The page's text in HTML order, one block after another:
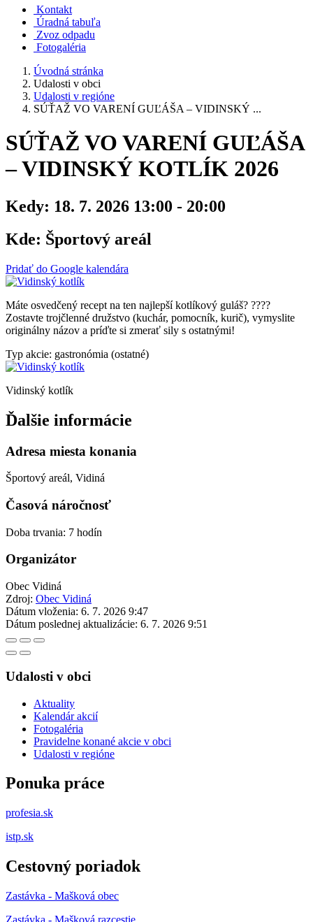
Kontakt
Úradná tabuľa
Zvoz odpadu
Fotogaléria
Úvodná stránka
Udalosti v obci
Udalosti v regióne
SÚŤAŽ VO VARENÍ GUĽÁŠA – VIDINSKÝ ...
SÚŤAŽ VO VARENÍ GUĽÁŠA
– VIDINSKÝ KOTLÍK 2026
Kedy: 18. 7. 2026 13:00 - 20:00
Kde: Športový areál
Pridať do Google kalendára
Máte osvedčený recept na ten najlepší kotlíkový guláš? ????
Zostavte trojčlenné družstvo (kuchár, pomocník, kurič), vymyslite
originálny názov a príďte si zmerať sily s ostatnými!
Typ akcie: gastronómia (ostatné)
Vidinský kotlík
Ďalšie informácie
Adresa miesta konania
Športový areál, Vidiná
Časová náročnosť
Doba trvania: 7 hodín
Organizátor
Obec Vidiná
Zdroj: Obec Vidiná
Dátum vloženia: 6. 7. 2026 9:47
Dátum poslednej aktualizácie: 6. 7. 2026 9:51
Udalosti v obci
Aktuality
Kalendár akcií
Fotogaléria
Pravidelne konané akcie v obci
Udalosti v regióne
Ponuka práce
profesia.sk
istp.sk
Cestovný poriadok
Zastávka - Mašková obec